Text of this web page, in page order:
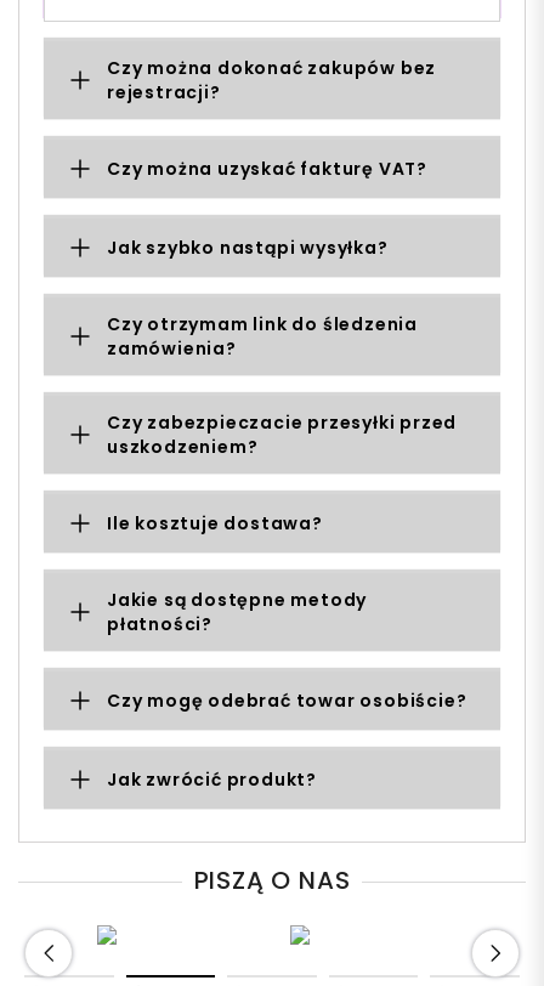
Czy można dokonać zakupów bez
rejestracji?
Czy można uzyskać fakturę VAT?
Jak szybko nastąpi wysyłka?
Czy otrzymam link do śledzenia
zamówienia?
Czy zabezpieczacie przesyłki przed
uszkodzeniem?
Ile kosztuje dostawa?
Jakie są dostępne metody
płatności?
Czy mogę odebrać towar osobiście?
Jak zwrócić produkt?
PISZĄ O NAS